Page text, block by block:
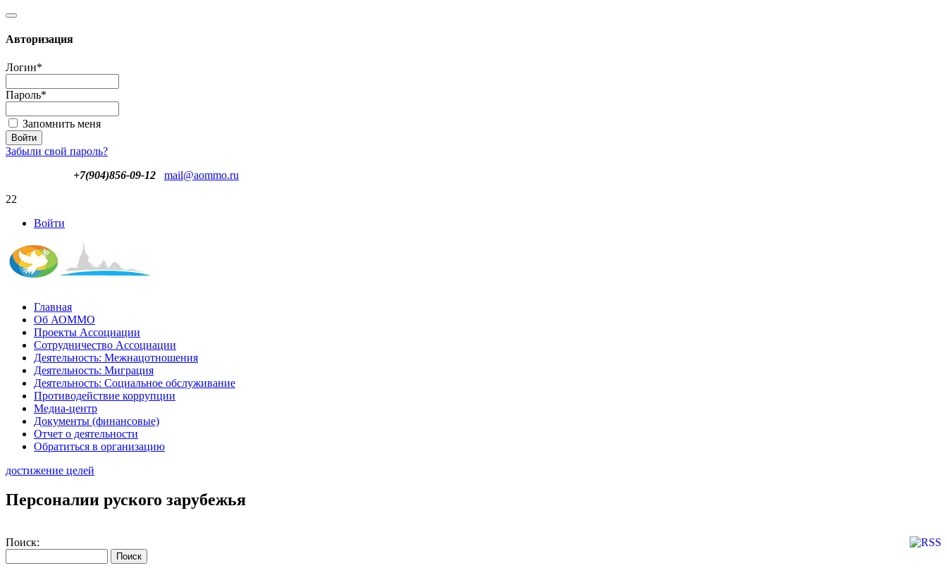
Авторизация
Логин*
Пароль*
Запомнить меня
Забыли свой пароль?
+7(904)856-09-12
mail@aommo.ru
22
Войти
Главная
Об АОММО
Проекты Ассоциации
Сотрудничество Ассоциации
Деятельность: Межнацотношения
Деятельность: Миграция
Деятельность: Социальное обслуживание
Противодействие коррупции
Медиа-центр
Документы (финансовые)
Отчет о деятельности
Обратиться в организацию
достижение целей
Персоналии руского зарубежья
Поиск: